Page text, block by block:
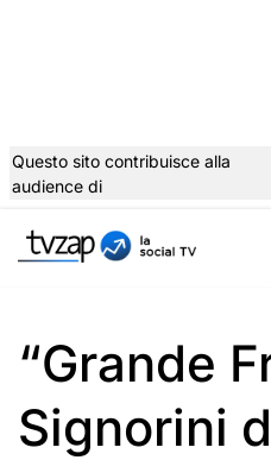
al
Questo sito contribuisce alla
audience di
“Grande
Signorini